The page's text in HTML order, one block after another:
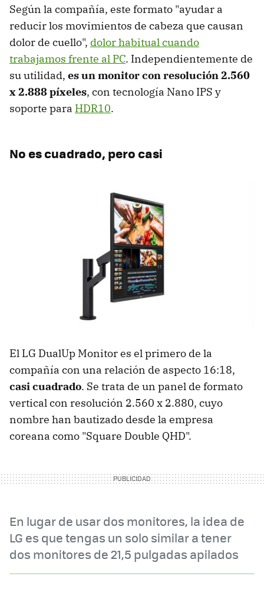
Según la compañía, este formato "ayudar a
reducir los movimientos de cabeza que causan
dolor de cuello", dolor habitual cuando
trabajamos frente al PC. Independientemente de
su utilidad, es un monitor con resolución 2.560
x 2.888 píxeles, con tecnología Nano IPS y
soporte para HDR10.
No es cuadrado, pero casi
El LG DualUp Monitor es el primero de la
compañía con una relación de aspecto 16:18,
casi cuadrado. Se trata de un panel de formato
vertical con resolución 2.560 x 2.880, cuyo
nombre han bautizado desde la empresa
coreana como "Square Double QHD".
En lugar de usar dos monitores, la idea de
LG es que tengas un solo similar a tener
dos monitores de 21,5 pulgadas apilados